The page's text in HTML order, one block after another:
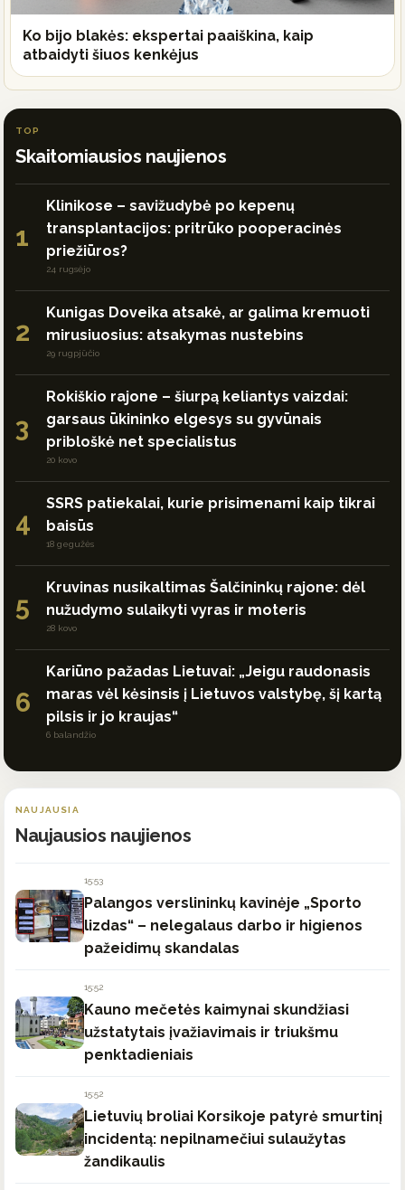
Ko bijo blakės: ekspertai paaiškina, kaip
atbaidyti šiuos kenkėjus
TOP
Skaitomiausios naujienos
1
Klinikose – savižudybė po kepenų
transplantacijos: pritrūko pooperacinės
priežiūros?
24 rugsėjo
2
Kunigas Doveika atsakė, ar galima kremuoti
mirusiuosius: atsakymas nustebins
29 rugpjūčio
3
Rokiškio rajone – šiurpą keliantys vaizdai:
garsaus ūkininko elgesys su gyvūnais
pribloškė net specialistus
20 kovo
4
SSRS patiekalai, kurie prisimenami kaip tikrai
baisūs
18 gegužės
5
Kruvinas nusikaltimas Šalčininkų rajone: dėl
nužudymo sulaikyti vyras ir moteris
28 kovo
6
Kariūno pažadas Lietuvai: „Jeigu raudonasis
maras vėl kėsinsis į Lietuvos valstybę, šį kartą
pilsis ir jo kraujas“
6 balandžio
NAUJAUSIA
Naujausios naujienos
15:53
Palangos verslininkų kavinėje „Sporto
lizdas“ – nelegalaus darbo ir higienos
pažeidimų skandalas
15:52
Kauno mečetės kaimynai skundžiasi
užstatytais įvažiavimais ir triukšmu
penktadieniais
15:52
Lietuvių broliai Korsikoje patyrė smurtinį
incidentą: nepilnamečiui sulaužytas
žandikaulis